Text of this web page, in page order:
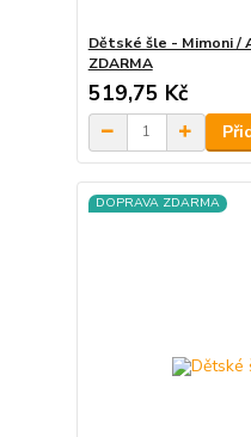
Dětské šle - Mimoni /
ZDARMA
519,75 Kč
DOPRAVA ZDARMA